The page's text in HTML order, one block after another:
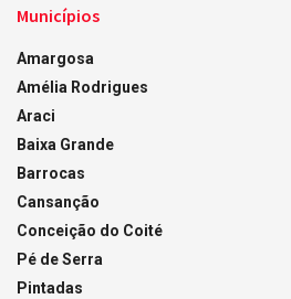
Municípios
Amargosa
Amélia Rodrigues
Araci
Baixa Grande
Barrocas
Cansanção
Conceição do Coité
Pé de Serra
Pintadas